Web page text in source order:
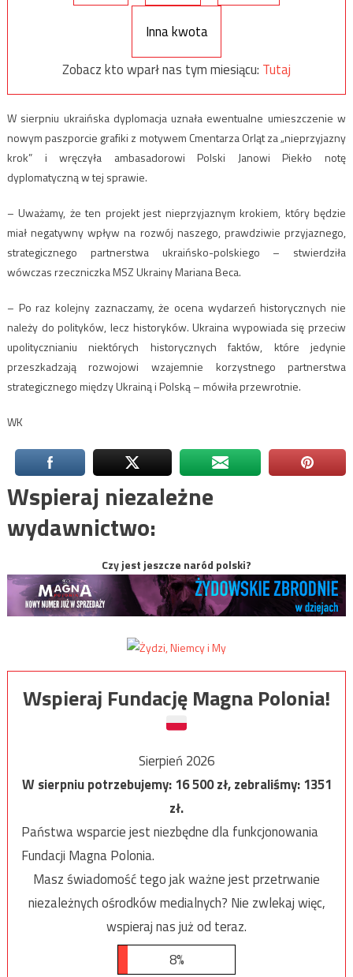
Inna kwota
Zobacz kto wparł nas tym miesiącu: Tutaj
W sierpniu ukraińska dyplomacja uznała ewentualne umieszczenie w
nowym paszporcie grafiki z motywem Cmentarza Orląt za „nieprzyjazny
krok” i wręczyła ambasadorowi Polski Janowi Piekło notę
dyplomatyczną w tej sprawie.
– Uważamy, że ten projekt jest nieprzyjaznym krokiem, który będzie
miał negatywny wpływ na rozwój naszego, prawdziwie przyjaznego,
strategicznego partnerstwa ukraińsko-polskiego – stwierdziła
wówczas rzeczniczka MSZ Ukrainy Mariana Beca.
– Po raz kolejny zaznaczamy, że ocena wydarzeń historycznych nie
należy do polityków, lecz historyków. Ukraina wypowiada się przeciw
upolitycznianiu niektórych historycznych faktów, które jedynie
przeszkadzają rozwojowi wzajemnie korzystnego partnerstwa
strategicznego między Ukrainą i Polską – mówiła przewrotnie.
WK
Wspieraj niezależne
wydawnictwo:
Czy jest jeszcze naród polski?
Wspieraj Fundację Magna Polonia!
Sierpień 2026
W sierpniu potrzebujemy:16 500zł, zebraliśmy:1351
zł.
Państwa wsparcie jest niezbędne dla funkcjonowania
Fundacji Magna Polonia.
Masz świadomość tego jak ważne jest przetrwanie
niezależnych ośrodków medialnych? Nie zwlekaj więc,
wspieraj nas już od teraz.
8%